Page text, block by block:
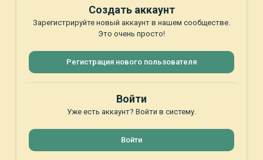
Создать аккаунт
Зарегистрируйте новый аккаунт в нашем сообществе.
Это очень просто!
Регистрация нового пользователя
Войти
Уже есть аккаунт? Войти в систему.
Войти